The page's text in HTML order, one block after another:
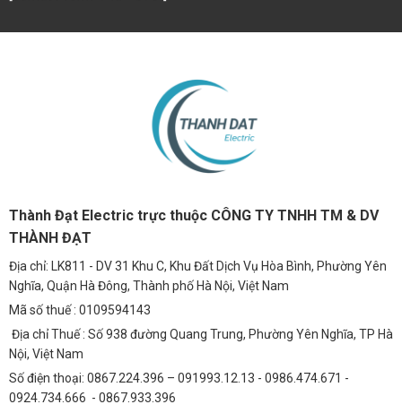
Thành Đạt Electric trực thuộc CÔNG TY TNHH TM & DV
THÀNH ĐẠT
Địa chỉ: LK811 - DV 31 Khu C, Khu Đất Dịch Vụ Hòa Bình, Phường Yên
Nghĩa, Quận Hà Đông, Thành phố Hà Nội, Việt Nam
Mã số thuế : 0109594143
Địa chỉ Thuế : Số 938 đường Quang Trung, Phường Yên Nghĩa, TP Hà
Nội, Việt Nam
Số điện thoại: 0867.224.396 – 091993.12.13 - 0986.474.671 -
0924.734.666 - 0867.933.396